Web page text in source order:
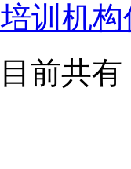
培训机构
前共有